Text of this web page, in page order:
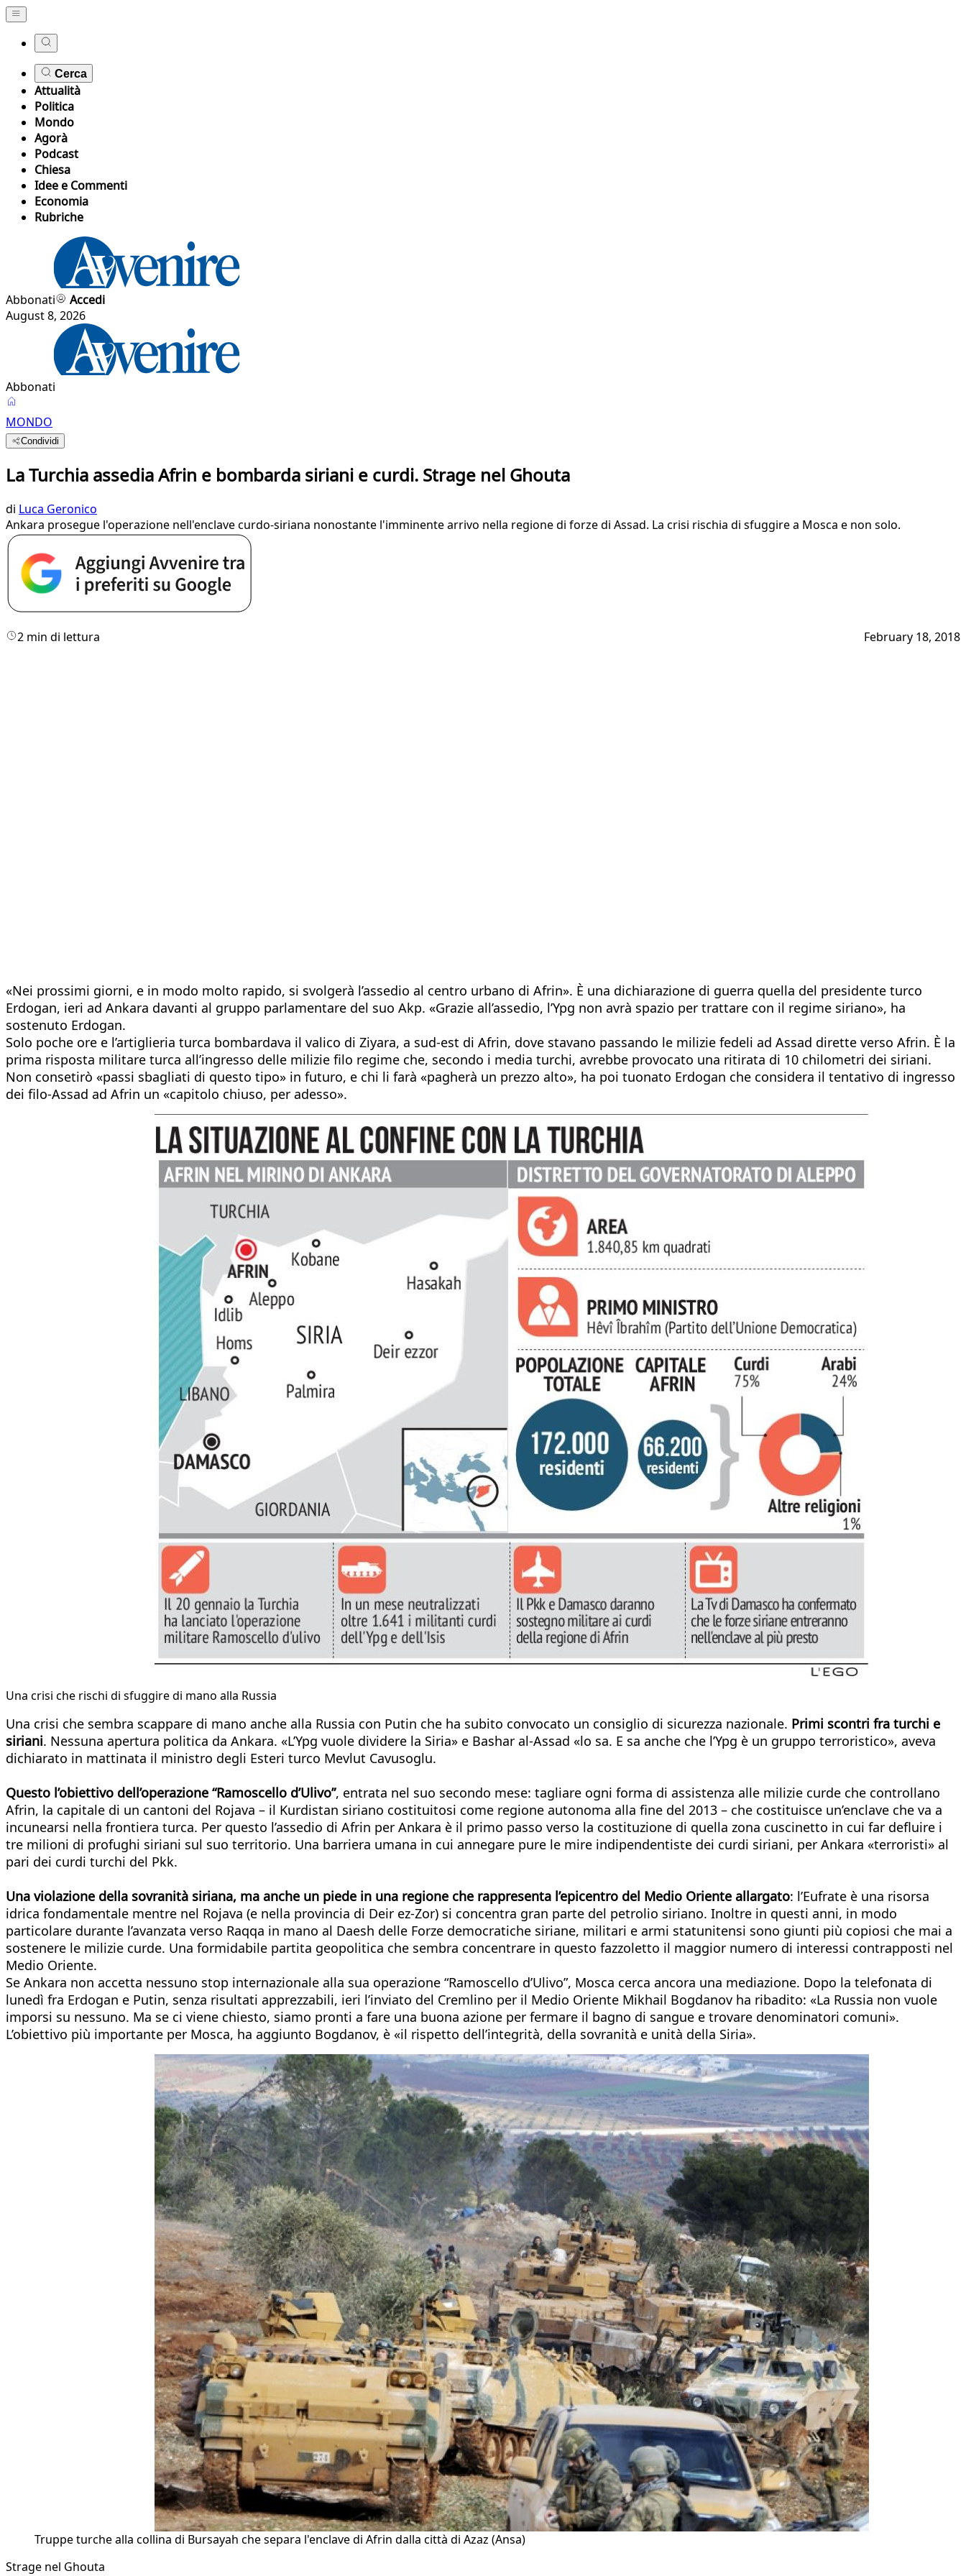
Cerca
Attualità
Politica
Mondo
Agorà
Podcast
Chiesa
Idee e Commenti
Economia
Rubriche
Abbonati
Accedi
August 8, 2026
Abbonati
MONDO
Condividi
La Turchia assedia Afrin e bombarda siriani e curdi. Strage nel Ghouta
di Luca Geronico
Ankara prosegue l'operazione nell'enclave curdo-siriana nonostante l'imminente arrivo nella regione di forze di Assad. La crisi rischia di sfuggire a Mosca e non solo.
2 min di lettura February 18, 2018
«Nei prossimi giorni, e in modo molto rapido, si svolgerà l’assedio al centro urbano di Afrin». È una dichiarazione di guerra quella del presidente turco
Erdogan, ieri ad Ankara davanti al gruppo parlamentare del suo Akp. «Grazie all’assedio, l’Ypg non avrà spazio per trattare con il regime siriano», ha
sostenuto Erdogan.
Solo poche ore e l’artiglieria turca bombardava il valico di Ziyara, a sud-est di Afrin, dove stavano passando le milizie fedeli ad Assad dirette verso Afrin. È la
prima risposta militare turca all’ingresso delle milizie filo regime che, secondo i media turchi, avrebbe provocato una ritirata di 10 chilometri dei siriani.
Non consetirò «passi sbagliati di questo tipo» in futuro, e chi li farà «pagherà un prezzo alto», ha poi tuonato Erdogan che considera il tentativo di ingresso
dei filo-Assad ad Afrin un «capitolo chiuso, per adesso».
Una crisi che rischi di sfuggire di mano alla Russia
Una crisi che sembra scappare di mano anche alla Russia con Putin che ha subito convocato un consiglio di sicurezza nazionale. Primi scontri fra turchi e
siriani. Nessuna apertura politica da Ankara. «L’Ypg vuole dividere la Siria» e Bashar al-Assad «lo sa. E sa anche che l’Ypg è un gruppo terroristico», aveva
dichiarato in mattinata il ministro degli Esteri turco Mevlut Cavusoglu.
Questo l’obiettivo dell’operazione “Ramoscello d’Ulivo”, entrata nel suo secondo mese: tagliare ogni forma di assistenza alle milizie curde che controllano
Afrin, la capitale di un cantoni del Rojava – il Kurdistan siriano costituitosi come regione autonoma alla fine del 2013 – che costituisce un’enclave che va a
incunearsi nella frontiera turca. Per questo l’assedio di Afrin per Ankara è il primo passo verso la costituzione di quella zona cuscinetto in cui far defluire i
tre milioni di profughi siriani sul suo territorio. Una barriera umana in cui annegare pure le mire indipendentiste dei curdi siriani, per Ankara «terroristi» al
pari dei curdi turchi del Pkk.
Una violazione della sovranità siriana, ma anche un piede in una regione che rappresenta l’epicentro del Medio Oriente allargato: l’Eufrate è una risorsa
idrica fondamentale mentre nel Rojava (e nella provincia di Deir ez-Zor) si concentra gran parte del petrolio siriano. Inoltre in questi anni, in modo
particolare durante l’avanzata verso Raqqa in mano al Daesh delle Forze democratiche siriane, militari e armi statunitensi sono giunti più copiosi che mai a
sostenere le milizie curde. Una formidabile partita geopolitica che sembra concentrare in questo fazzoletto il maggior numero di interessi contrapposti nel
Medio Oriente.
Se Ankara non accetta nessuno stop internazionale alla sua operazione “Ramoscello d’Ulivo”, Mosca cerca ancora una mediazione. Dopo la telefonata di
lunedì fra Erdogan e Putin, senza risultati apprezzabili, ieri l’inviato del Cremlino per il Medio Oriente Mikhail Bogdanov ha ribadito: «La Russia non vuole
imporsi su nessuno. Ma se ci viene chiesto, siamo pronti a fare una buona azione per fermare il bagno di sangue e trovare denominatori comuni».
L’obiettivo più importante per Mosca, ha aggiunto Bogdanov, è «il rispetto dell’integrità, della sovranità e unità della Siria».
Truppe turche alla collina di Bursayah che separa l'enclave di Afrin dalla città di Azaz (Ansa)
Strage nel Ghouta